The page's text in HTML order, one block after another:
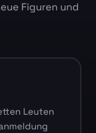
Figuren und
Leuten